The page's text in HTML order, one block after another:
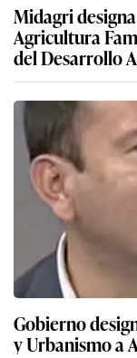
Midagri
Agricultura
del Desarrollo
Gobierno
y Urbanismo a